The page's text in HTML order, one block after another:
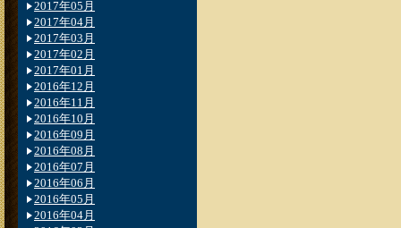
2017年05月
2017年04月
2017年03月
2017年02月
2017年01月
2016年12月
2016年11月
2016年10月
2016年09月
2016年08月
2016年07月
2016年06月
2016年05月
2016年04月